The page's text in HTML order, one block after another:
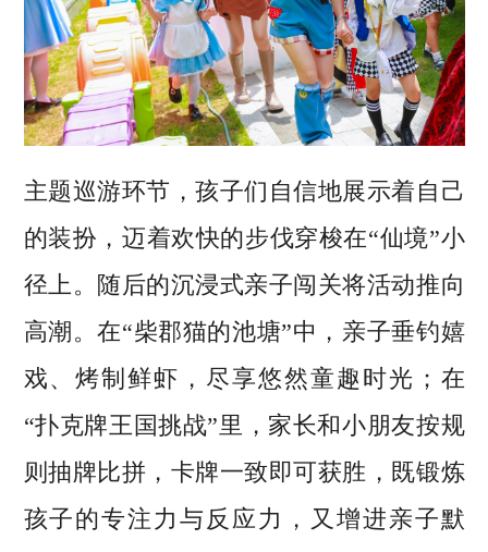
主题巡游环节，孩子们自信地展示着自己
的装扮，迈着欢快的步伐穿梭在“仙境”小
径上。随后的沉浸式亲子闯关将活动推向
高潮。在“柴郡猫的池塘”中，亲子垂钓嬉
戏、烤制鲜虾，尽享悠然童趣时光；在
“扑克牌王国挑战”里，家长和小朋友按规
则抽牌比拼，卡牌一致即可获胜，既锻炼
孩子的专注力与反应力，又增进亲子默